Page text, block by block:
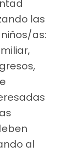
las
as:
al